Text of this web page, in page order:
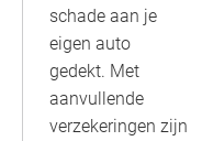
schade aan je
eigen auto
gedekt. Met
aanvullende
verzekeringen zijn